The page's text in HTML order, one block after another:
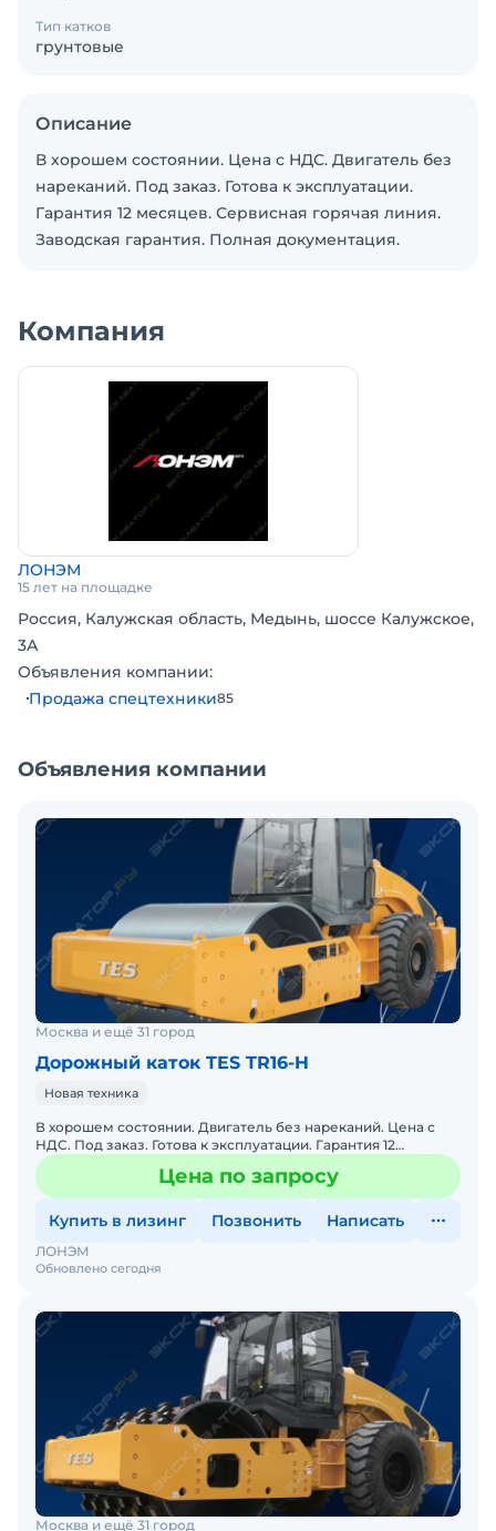
Тип катков
грунтовые
Описание
В хорошем состоянии. Цена с НДС. Двигатель без
нареканий. Под заказ. Готова к эксплуатации.
Гарантия 12 месяцев. Сервисная горячая линия.
Заводская гарантия. Полная документация.
Компания
ЛОНЭМ
15 лет на площадке
Россия, Калужская область, Медынь, шоссе Калужское,
3А
Объявления компании:
Продажа спецтехники85
Объявления компании
Москва и ещё 31 город
Дорожный каток TES TR16-H
Новая техника
В хорошем состоянии. Двигатель без нареканий. Цена с
НДС. Под заказ. Готова к эксплуатации. Гарантия 12
месяцев. Сервисная горячая линия. Заводская гарантия. По
Цена по запросу
Купить в лизинг Позвонить Написать
Обновлено сегодня
ЛОНЭМ
Москва и ещё 31 город